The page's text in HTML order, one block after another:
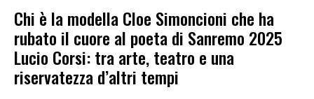
Chi è la modella Cloe Simoncioni che ha
rubato il cuore al poeta di Sanremo 2025
Lucio Corsi: tra arte, teatro e una
riservatezza d’altri tempi